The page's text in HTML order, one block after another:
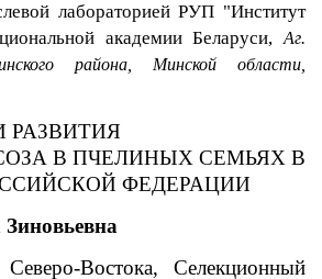
лабораторией РУП "Институт
академии Беларуси,Аг.
района, Минской области,
РАЗВИТИЯ
В ПЧЕЛИНЫХ СЕМЬЯХ В
ФЕДЕРАЦИИ
Востока, Селекционный